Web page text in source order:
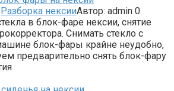
Разборка нексииАвтор: admin 0
в блок-фаре нексии, снятие
Снимать стекло с
блок-фары крайне неудобно,
предварительно снять блок-фару